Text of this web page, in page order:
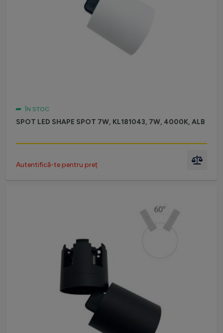
ÎN STOC
SPOT LED SHAPE SPOT 7W, KL181043, 7W, 4000K, ALB
Autentifică-te pentru preț